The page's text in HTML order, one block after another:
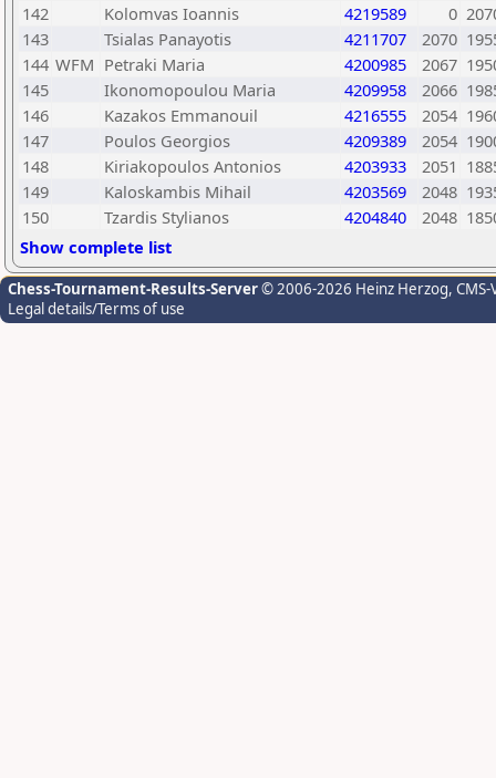
142
Kolomvas Ioannis 4219589 0
143
Tsialas Panayotis 4211707 2070
144 WFM Petraki Maria 4200985 2067
145
Ikonomopoulou Maria 4209958 2066
146
Kazakos Emmanouil 4216555 2054
147
Poulos Georgios 4209389 2054
148
Kiriakopoulos Antonios 4203933 2051
149
Kaloskambis Mihail 4203569 2048
150
Tzardis Stylianos 4204840 2048
Show complete list
Chess-Tournament-Results-Server© 2006-2026 Heinz Herzog,
Legal details/Terms of use